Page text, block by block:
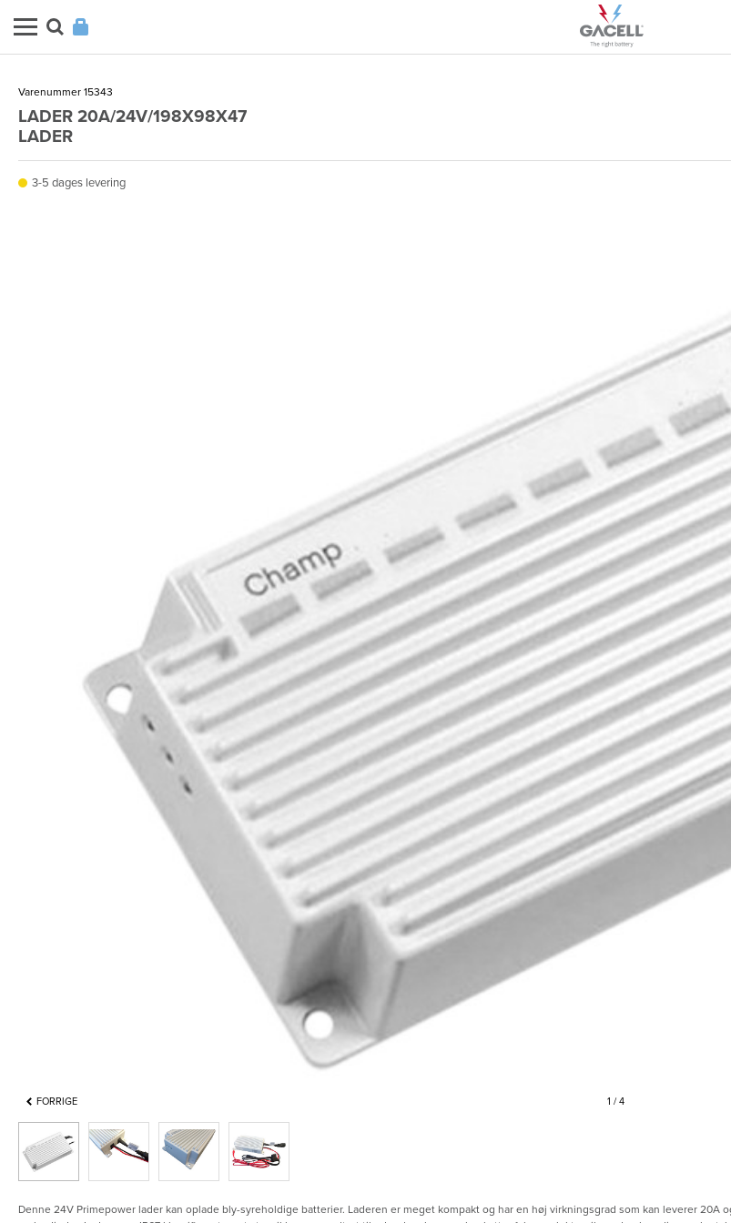
Varenummer 15343
LADER 20A/24V/198X98X47
LADER
3-5 dages levering
FORRIGE 1 4
Denne 24V Primepower lader kan oplade bly-syreholdige batterier. Laderen er meget kompakt og har en høj virkningsgrad som kan leverer